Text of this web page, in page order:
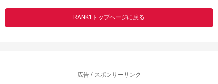
RANK1トップページに戻る
広告 / スポンサーリンク